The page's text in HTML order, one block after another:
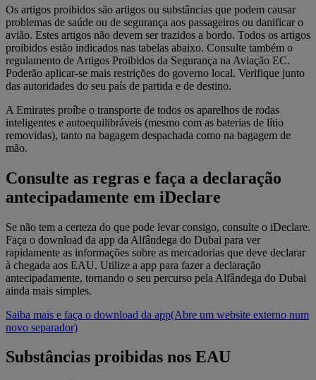
Os artigos proibidos são artigos ou substâncias que podem causar
problemas de saúde ou de segurança aos passageiros ou danificar o
avião. Estes artigos não devem ser trazidos a bordo. Todos os artigos
proibidos estão indicados nas tabelas abaixo. Consulte também o
regulamento de Artigos Proibidos da Segurança na Aviação EC.
Poderão aplicar-se mais restrições do governo local. Verifique junto
das autoridades do seu país de partida e de destino.
A Emirates proíbe o transporte de todos os aparelhos de rodas
inteligentes e autoequilibráveis (mesmo com as baterias de lítio
removidas), tanto na bagagem despachada como na bagagem de
mão.
Consulte as regras e faça a declaração
antecipadamente em iDeclare
Se não tem a certeza do que pode levar consigo, consulte o iDeclare.
Faça o download da app da Alfândega do Dubai para ver
rapidamente as informações sobre as mercadorias que deve declarar
à chegada aos EAU. Utilize a app para fazer a declaração
antecipadamente, tornando o seu percurso pela Alfândega do Dubai
ainda mais simples.
Saiba mais e faça o download da app(Abre um website externo num
novo separador)
Substâncias proibidas nos EAU